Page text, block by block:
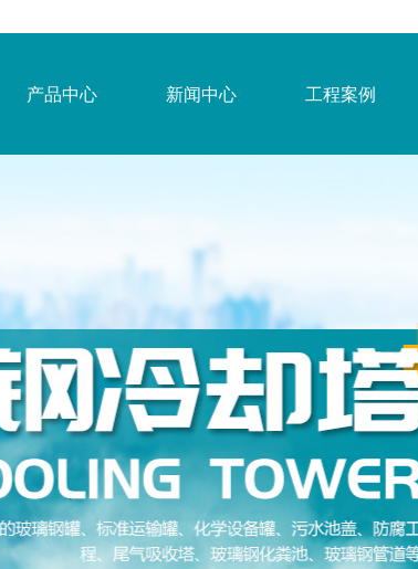
产品中心 新闻中心 工程案例